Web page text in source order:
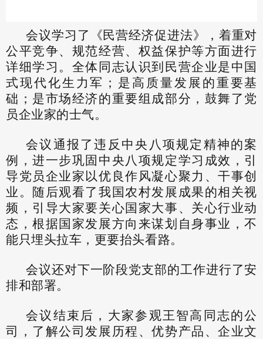
会议学习了《民营经济促进法》，着重对
公平竞争、规范经营、权益保护等方面进行
详细学习。全体同志认识到民营企业是中国
式现代化生力军；是高质量发展的重要基
础；是市场经济的重要组成部分，鼓舞了党
员企业家的士气。
会议通报了违反中央八项规定精神的案
例，进一步巩固中央八项规定学习成效，引
导党员企业家以优良作风凝心聚力、干事创
业。随后观看了我国农村发展成果的相关视
频，引导大家要关心国家大事、关心行业动
态，根据国家发展方向来谋划自身事业，不
能只埋头拉车，更要抬头看路。
会议还对下一阶段党支部的工作进行了安
排和部署。
会议结束后，大家参观王智高同志的公
司，了解公司发展历程、优势产品、企业文